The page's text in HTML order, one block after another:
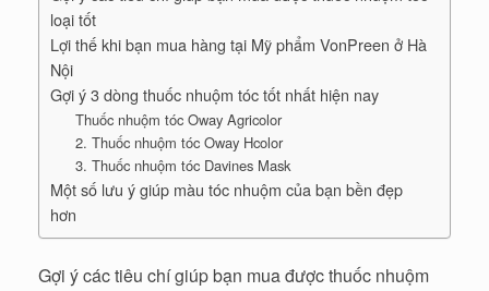
loại tốt
Lợi thế khi bạn mua hàng tại Mỹ phẩm VonPreen ở Hà
Nội
Gợi ý 3 dòng thuốc nhuộm tóc tốt nhất hiện nay
Thuốc nhuộm tóc Oway Agricolor
2. Thuốc nhuộm tóc Oway Hcolor
3. Thuốc nhuộm tóc Davines Mask
Một số lưu ý giúp màu tóc nhuộm của bạn bền đẹp
hơn
Gợi ý các tiêu chí giúp bạn mua được thuốc nhuộm